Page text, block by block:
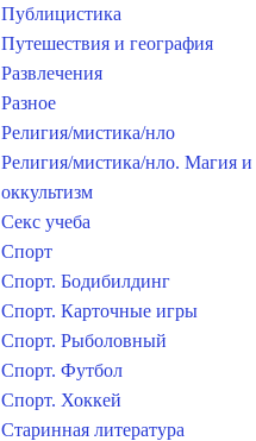
Публицистика
Путешествия и география
Развлечения
Разное
Религия/мистика/нло
Религия/мистика/нло. Магия и
оккультизм
Секс учеба
Спорт
Спорт. Бодибилдинг
Спорт. Карточные игры
Спорт. Рыболовный
Спорт. Футбол
Спорт. Хоккей
Старинная литература